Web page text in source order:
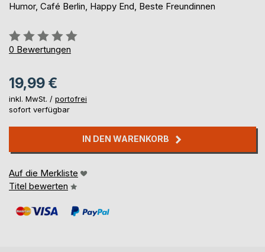
Humor, Café Berlin, Happy End, Beste Freundinnen
Bewertung::
0%
0 Bewertungen
19,99 €
inkl. MwSt. / portofrei
sofort verfügbar
IN DEN WARENKORB
Auf die Merkliste
Titel bewerten